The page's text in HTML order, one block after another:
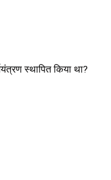
स्थापित किया था?